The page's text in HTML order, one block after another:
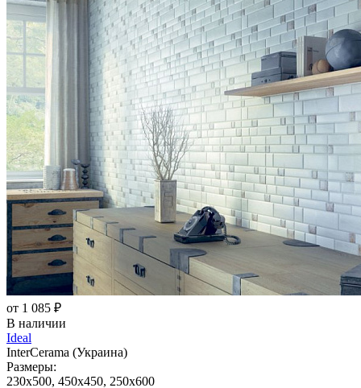
от 1 085 ₽
В наличии
Ideal
InterCerama (Украина)
Размеры:
230x500, 450x450, 250x600